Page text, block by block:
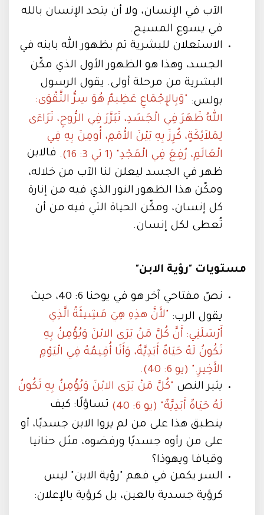
الآب في الإنسان، ولا أن يتحد الإنسان بالله
في يسوع المسيح.
الاستعلان للبشرية تم بظهور الله بابنه في
الجسد، وهذا هو الظهور الأول الذي مكّن
البشرية من مرحلة أولى. يقول الرسول
بولس: "وَبِالإِجْمَاعِ عَظِيمٌ هُوَ سِرُّ التَّقْوَى:
اللهُ ظَهَرَ فِي الْجَسَدِ، تَبَرَّرَ فِي الرُّوحِ، تَرَاءَى
لِمَلاَئِكَةٍ، كُرِزَ بِهِ بَيْنَ الأُمَمِ، أُومِنَ بِهِ فِي
الْعَالَمِ، رُفِعَ فِي الْمَجْدِ" (1 تي 3: 16).
فالابن
ظهر في الجسد ليعلن لنا الآب من خلاله،
ومكّن هذا الظهور النور الذي فيه من إنارة
كل إنسان، ومكّن الحياة التي فيه من أن
تُعطى لكل إنسان.
مستويات "رؤية الابن"
نصٌ مفتاحي آخر هو في يوحنا 6: 40، حيث
يقول الرب: "لأَنَّ هذِهِ هِيَ مَشِيئَةُ الَّذِي
أَرْسَلَنِي: أَنَّ كُلَّ مَنْ يَرَى الابْنَ وَيُؤْمِنُ بِهِ
تَكُونُ لَهُ حَيَاةٌ أَبَدِيَّةٌ، وَأَنَا أُقِيمُهُ فِي الْيَوْمِ
الأَخِيرِ." (يو 6: 40).
يثير النص "كُلَّ مَنْ يَرَى الابْنَ وَيُؤْمِنُ بِهِ تَكُونُ
لَهُ حَيَاةٌ أَبَدِيَّةٌ" (يو 6: 40) تساؤلًا: كيف
ينطبق هذا على من لم يروا الابن جسديًا، أو
على من رأوه جسديًا ورفضوه، مثل حنانيا
وقيافا ويهوذا؟
السر يكمن في فهم "رؤية الابن" ليس
كرؤية جسدية بالعين، بل كرؤية بالإعلان: